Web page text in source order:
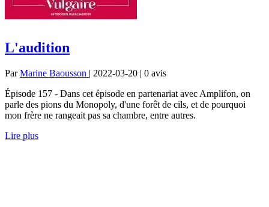
L'audition
ParMarine Baousson | 2022-03-20 | 0 avis
Épisode 157 - Dans cet épisode en partenariat avec Amplifon, on
parle des pions du Monopoly, d'une forêt de cils, et de pourquoi
mon frère ne rangeait pas sa chambre, entre autres.
Lire plus